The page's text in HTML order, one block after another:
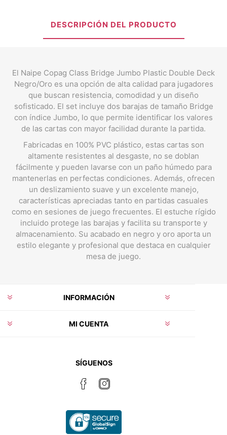
DESCRIPCIÓN DEL PRODUCTO
El Naipe Copag Class Bridge Jumbo Plastic Double Deck
Negro/Oro es una opción de alta calidad para jugadores
que buscan resistencia, comodidad y un diseño
sofisticado. El set incluye dos barajas de tamaño Bridge
con índice Jumbo, lo que permite identificar los valores
de las cartas con mayor facilidad durante la partida.
Fabricadas en 100% PVC plástico, estas cartas son
altamente resistentes al desgaste, no se doblan
fácilmente y pueden lavarse con un paño húmedo para
mantenerlas en perfectas condiciones. Además, ofrecen
un deslizamiento suave y un excelente manejo,
características apreciadas tanto en partidas casuales
como en sesiones de juego frecuentes. El estuche rígido
incluido protege las barajas y facilita su transporte y
almacenamiento. Su acabado en negro y oro aporta un
estilo elegante y profesional que destaca en cualquier
mesa de juego.
INFORMACIÓN
MI CUENTA
SÍGUENOS